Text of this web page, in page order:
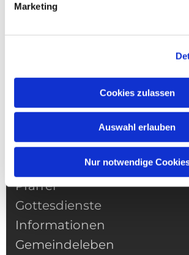
Marketing
Cookies zulassen
Auswahl erlauben
Nur notwendige
NAVIGATION
Pfarrei
Gottesdienste
Informationen
Gemeindeleben